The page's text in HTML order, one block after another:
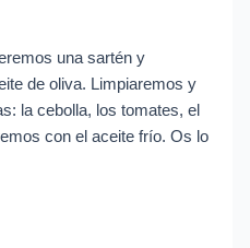
una sartén y
de oliva. Limpiaremos y
la cebolla, los tomates, el
con el aceite frío. Os lo